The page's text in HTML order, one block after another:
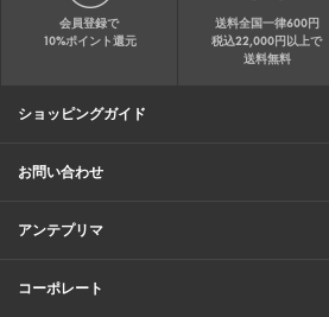
会員登録で
10%ポイント還元
送料全国一律600円
税込22,000円以上で
送料無料
ショッピングガイド
会員特典
ご購入・配送について
返品について
ギフト包装
FAQ
サイトマップ
お問い合わせ
メールでのお問い合わせ
お修理についてのお問い合わせ
アンテプリマ
ブランドサイト
ショップリスト
ワイヤーバッグについて
特集
オンラインストアニュース
コーポレート